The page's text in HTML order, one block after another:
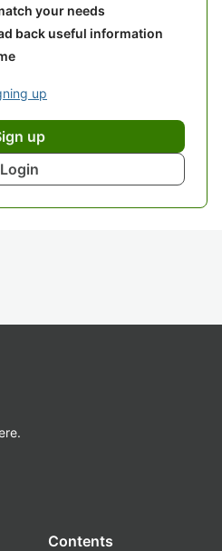
your needs
back useful information
up
up
Login
Contents